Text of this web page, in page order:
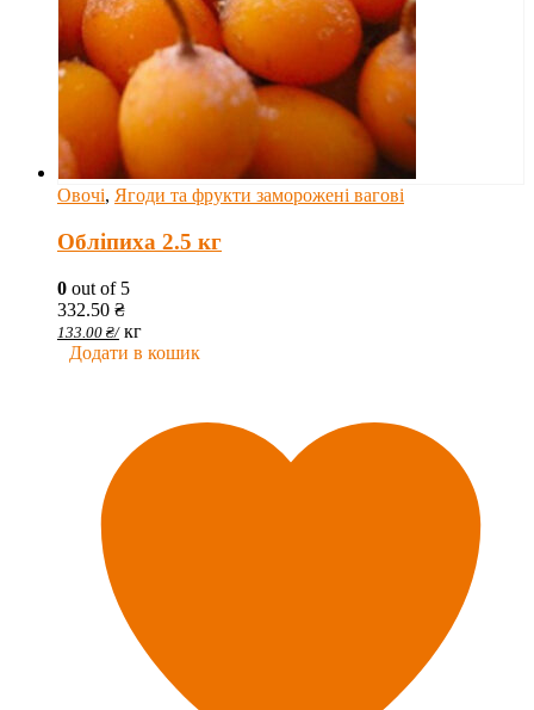
Овочі, Ягоди та фрукти заморожені вагові
Обліпиха 2.5 кг
0 out of 5
332.50 ₴
133.00 ₴/ кг
Додати в кошик